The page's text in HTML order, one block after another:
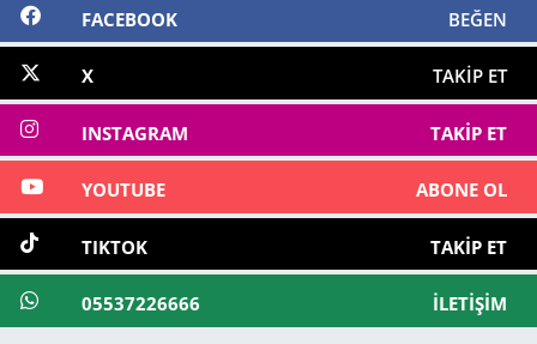
FACEBOOK BEĞEN
X TAKIP ET
INSTAGRAM TAKIP ET
YOUTUBE ABONE OL
TIKTOK TAKIP ET
05537226666 İLETIŞIM